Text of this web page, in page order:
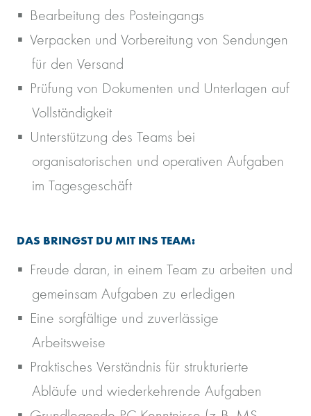
Bearbeitung des Posteingangs
Verpacken und Vorbereitung von Sendungen
für den Versand
Prüfung von Dokumenten und Unterlagen auf
Vollständigkeit
Unterstützung des Teams bei
organisatorischen und operativen Aufgaben
im Tagesgeschäft
DAS BRINGST DU MIT INS TEAM:
Freude daran, in einem Team zu arbeiten und
gemeinsam Aufgaben zu erledigen
Eine sorgfältige und zuverlässige
Arbeitsweise
Praktisches Verständnis für strukturierte
Abläufe und wiederkehrende Aufgaben